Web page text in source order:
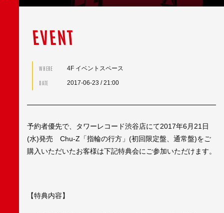
EVENT
WHERE 4F イベントスペース
DATE 2017-06-23 / 21:00
予約者優先で、タワーレコード渋谷店にて2017年6月21日
(水)発売 Chu-Z「指輪の行方」(初回限定盤、通常盤)をご
購入いただいたお客様は下記特典会にご参加いただけます。
【特典内容】